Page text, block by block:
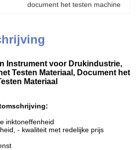
document het testen machine
Instrument voor Drukindustrie,
Testen Materiaal, Document het
Materiaal
inktoneffenheid
- kwaliteit met redelijke prijs